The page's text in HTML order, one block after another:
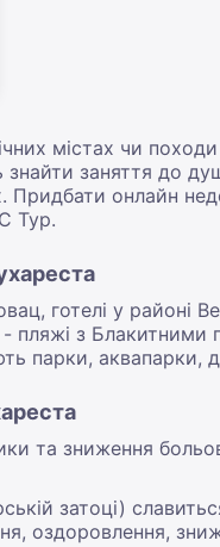
містах чи
заняття до
Придбати онлайн
Тур.
готелі у районі
- пляжі з
парки, аквапарки,
та зниження
затоці)